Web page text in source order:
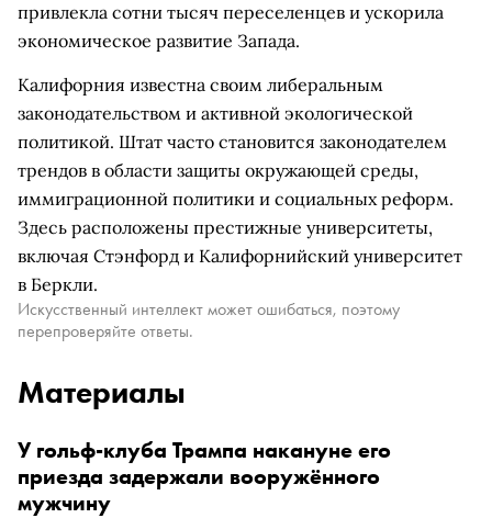
привлекла сотни тысяч переселенцев и ускорила
экономическое развитие Запада.
Калифорния известна своим либеральным
законодательством и активной экологической
политикой. Штат часто становится законодателем
трендов в области защиты окружающей среды,
иммиграционной политики и социальных реформ.
Здесь расположены престижные университеты,
включая Стэнфорд и Калифорнийский университет
в Беркли.
Искусственный интеллект может ошибаться, поэтому
перепроверяйте ответы.
Материалы
У гольф-клуба Трампа накануне его
приезда задержали вооружённого
мужчину